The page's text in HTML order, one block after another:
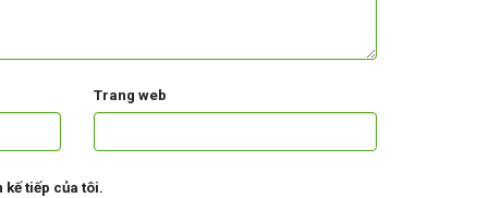
Trang web
tiếp của tôi.